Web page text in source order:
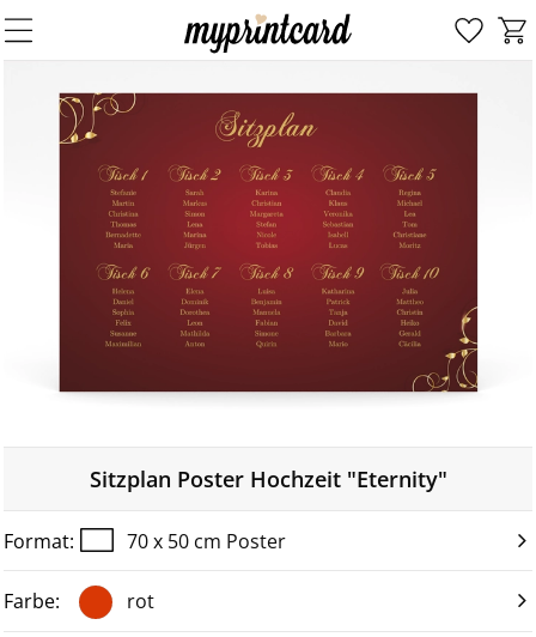
Sitzplan Poster Hochzeit "Eternity"
70 x 50 cm Poster
rot